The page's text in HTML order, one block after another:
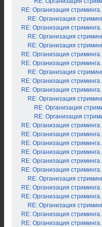
RE: Организация стриминга.
RE: Организация
RE: Организация стриминга.
RE: Организация
RE: Организация
RE: Организация стриминга.
RE: Организация стриминга.
RE: Организация
RE: Организация стриминга.
RE: Организация стриминга.
RE: Организация
RE: Организация
RE: Организация
RE: Организация стриминга.
RE: Организация стриминга.
RE: Организация стриминга.
RE: Организация стриминга.
RE: Организация стриминга.
RE: Организация стриминга.
RE: Организация
RE: Организация стриминга.
RE: Организация стриминга.
RE: Организация
RE: Организация стриминга.
RE: Организация стриминга.